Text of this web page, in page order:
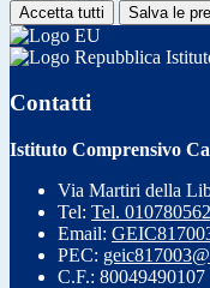
Accetta tutti Salva le
Contatti
Istituto Comprensivo
Via Martiri della
Tel: Tel. 010780562
Email:
PEC:
C.F.: 80049490107